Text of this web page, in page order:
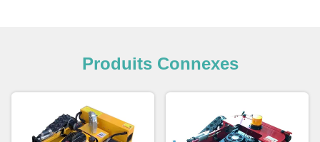
Produits Connexes